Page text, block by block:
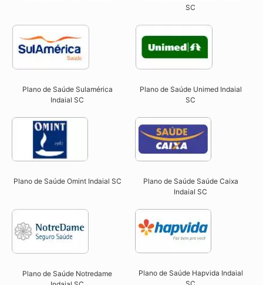
SC
Plano de Saúde Sulamérica
Indaial SC
Plano de Saúde Unimed Indaial
SC
Plano de Saúde Omint Indaial SC​
Plano de Saúde Saúde Caixa
Indaial SC​
Plano de Saúde Notredame
Plano de Saúde Hapvida Indaial